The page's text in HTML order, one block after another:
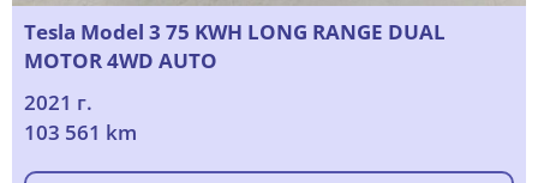
Tesla Model 3 75 KWH LONG RANGE DUAL
MOTOR 4WD AUTO
2021 г.
103 561 km